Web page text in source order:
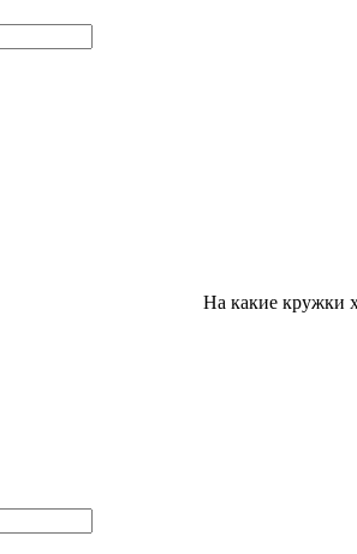
На какие кружки